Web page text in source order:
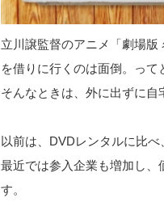
立川譲監督のアニメ「劇場
を借りに行くのは面倒。って
そんなときは、外に出ずに自
以前は、DVDレンタルに比べ
最近では参入企業も増加し、
す。